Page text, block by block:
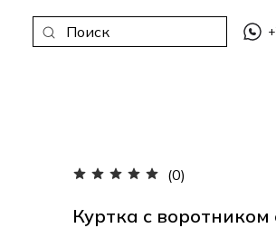
(0)
Куртка с